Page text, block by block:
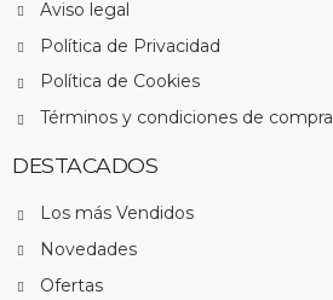
Aviso legal
Política de Privacidad
Política de Cookies
Términos y condiciones de compra
DESTACADOS
Los más Vendidos
Novedades
Ofertas